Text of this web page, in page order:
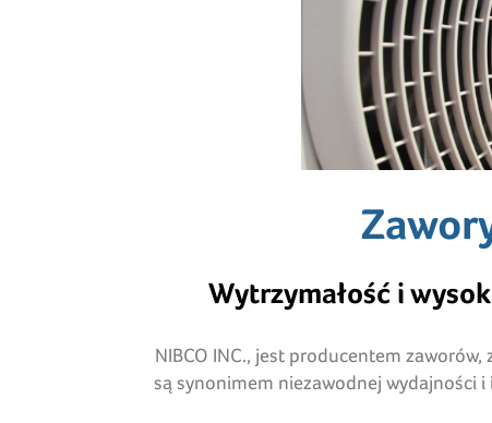
Wytrzymałość i
NIBCO INC., jest producentem
są synonimem niezawodnej wydajności